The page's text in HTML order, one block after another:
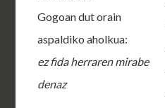
Gogoan dut orain
aspaldiko aholkua:
ez fida herraren mirabe
denaz